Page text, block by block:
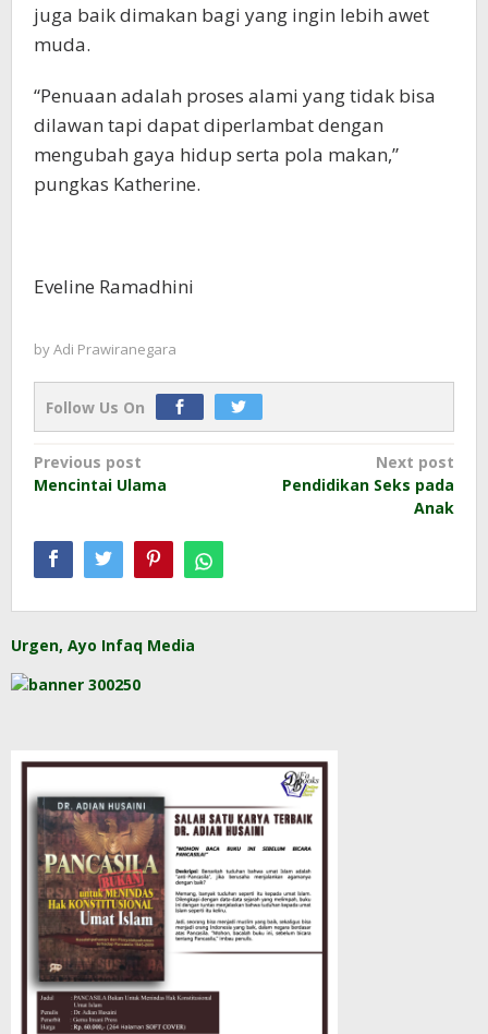
juga baik dimakan bagi yang ingin lebih awet
muda.
“Penuaan adalah proses alami yang tidak bisa
dilawan tapi dapat diperlambat dengan
mengubah gaya hidup serta pola makan,”
pungkas Katherine.
Eveline Ramadhini
byAdi Prawiranegara
Follow Us On
Post
navigation
Previous post
Mencintai Ulama
Next post
Pendidikan Seks pada
Anak
Urgen, Ayo Infaq Media